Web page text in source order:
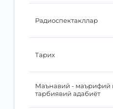
Радиоспектакллар
Тарих
Маънавий - маърифий ва
тарбиявий адабиёт